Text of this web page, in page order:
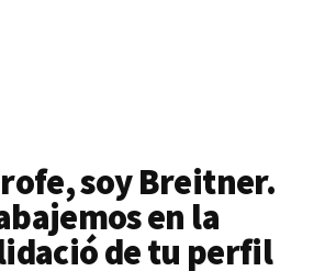
soy Breitner.
en la
de tu perfil